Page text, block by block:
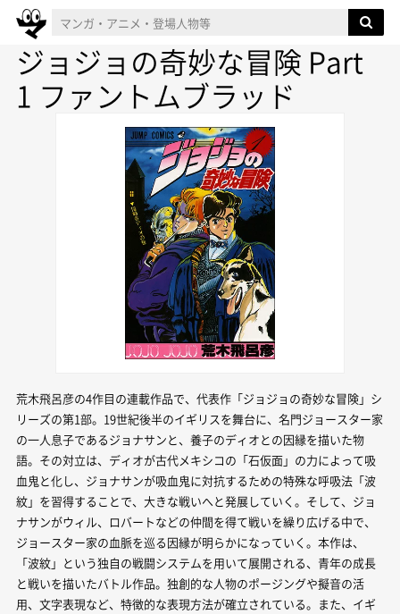
ジョジョの奇妙な冒険 Part
1 ファントムブラッド
荒木飛呂彦の4作目の連載作品で、代表作「ジョジョの奇妙な冒険」シ
リーズの第1部。19世紀後半のイギリスを舞台に、名門ジョースター家
の一人息子であるジョナサンと、養子のディオとの因縁を描いた物
語。その対立は、ディオが古代メキシコの「石仮面」の力によって吸
血鬼と化し、ジョナサンが吸血鬼に対抗するための特殊な呼吸法「波
紋」を習得することで、大きな戦いへと発展していく。そして、ジョ
ナサンがウィル、ロバートなどの仲間を得て戦いを繰り広げる中で、
ジョースター家の血脈を巡る因縁が明らかになっていく。本作は、
「波紋」という独自の戦闘システムを用いて展開される、青年の成長
と戦いを描いたバトル作品。独創的な人物のポージングや擬音の活
用、文字表現など、特徴的な表現方法が確立されている。また、イギ